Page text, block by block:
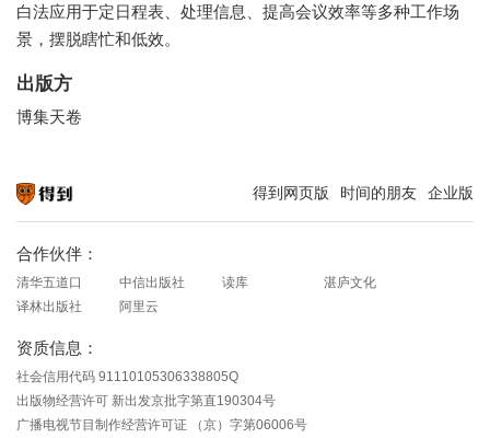
白法应用于定日程表、处理信息、提高会议效率等多种工作场
景，摆脱瞎忙和低效。
出版方
博集天卷
得到网页版 时间的朋友 企业版
合作伙伴：
清华五道口 中信出版社 读库
湛庐文化
译林出版社
阿里云
资质信息：
社会信用代码 91110105306338805Q
出版物经营许可 新出发京批字第直190304号
广播电视节目制作经营许可证 （京）字第06006号